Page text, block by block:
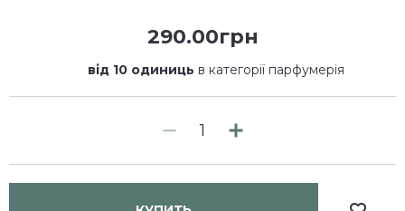
290.00грн
від 10 одиниць в категорії парфумерія